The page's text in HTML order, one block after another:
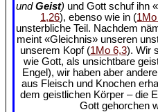
undGeist) und Gott schuf ihn
1,26), ebenso wie in (
unsterbliche Teil. Nachdem
meint «Gleichnis» unseren
unserem Kopf (1Mo 6,3). Wir
wie Gott, als unsichtbare
Engel), wir haben aber
aus Fleisch und Knochen
dem geistlichen Körper – die
Gott gehorchen